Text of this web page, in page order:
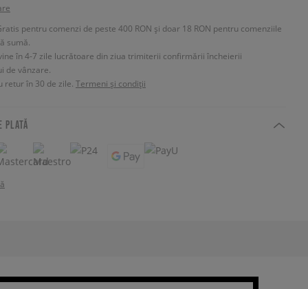
pentru comenzi de peste 400 RON și doar 18 RON pentru comenziile
sumă.
în 4-7 zile lucrătoare din ziua trimiterii confirmării încheierii
de vânzare.
retur în 30 de zile. Termeni și condiții
PLATĂ